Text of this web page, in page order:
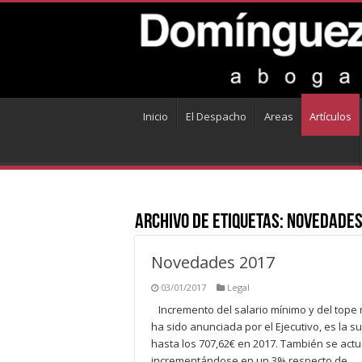
Inicio El Despacho Areas Artículos
Archivo de Etiquetas:
Novedades 2017
03/01/2017 Legal
Incremento del salario mínimo y del
ha sido anunciada por el Ejecutivo, es la
hasta los 707,62€ en 2017. También se